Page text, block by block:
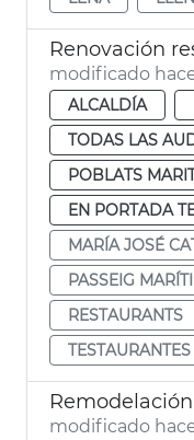
modificado
ALCALDÍA
TODAS LAS
POBLATS
EN PORTADA
MARÍA JOSÉ
PASSEIG
RESTAURANTS
TESTAURANTES
modificado